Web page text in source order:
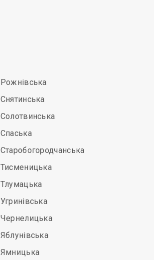
Рожнівська
Снятинська
Солотвинська
Спаська
Старобогородчанська
Тисменицька
Тлумацька
Угринівська
Чернелицька
Яблунівська
Ямницька